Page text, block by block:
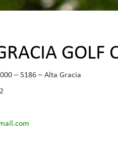
GOLF
– 5186 – Alta Gracia